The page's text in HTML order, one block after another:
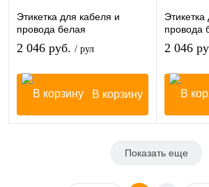
Этикетка для кабеля и
провода белая
105мм*30мм, 500шт/рулон,
вт40
2 046 руб. / рул
В корзину
провода
вт40
2 046
Показать еще